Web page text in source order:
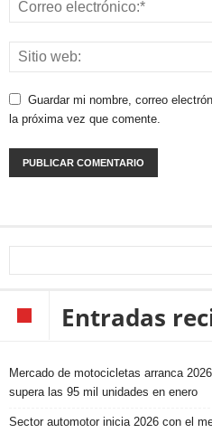
Guardar mi nombre, correo
la próxima vez que comente.
Entradas
Mercado de motocicletas arranca
supera las 95 mil unidades en enero
Sector automotor inicia 2026 con el